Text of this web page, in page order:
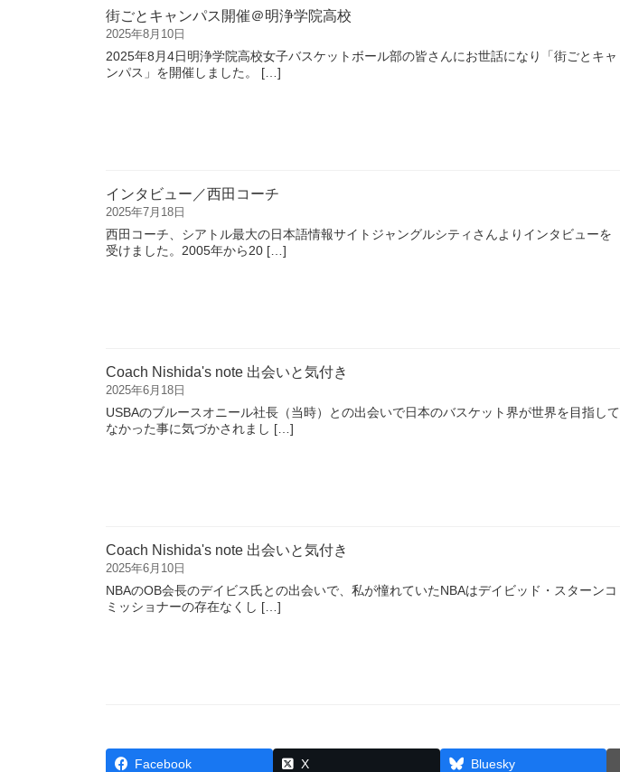
街ごとキャンパス開催＠明浄学院高校
2025年8月10日
2025年8月4日明浄学院高校女子バスケットボール部の皆さんにお世話になり「街ごとキャ
ンパス」を開催しました。 […]
インタビュー／西田コーチ
2025年7月18日
西田コーチ、シアトル最大の日本語情報サイトジャングルシティさんよりインタビューを
受けました。2005年から20 […]
Coach Nishida's note 出会いと気付き
2025年6月18日
USBAのブルースオニール社長（当時）との出会いで日本のバスケット界が世界を目指して
なかった事に気づかされまし […]
Coach Nishida's note 出会いと気付き
2025年6月10日
NBAのOB会長のデイビス氏との出会いで、私が憧れていたNBAはデイビッド・スターンコ
ミッショナーの存在なくし […]
Facebook X Bluesky